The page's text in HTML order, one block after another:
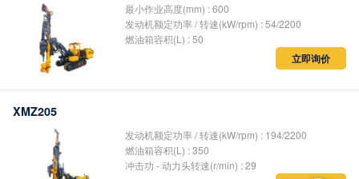
最小作业高度(mm) : 600
发动机额定功率 / 转速(kW/rpm) : 54/2200
燃油箱容积(L) : 50
立即询价
XMZ205
发动机额定功率 / 转速(kW/rpm) : 194/2200
燃油箱容积(L) : 350
冲击功 - 动力头转速(r/min) : 29